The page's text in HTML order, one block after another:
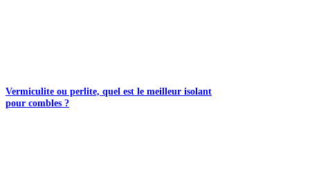
Vermiculite ou perlite, quel est le meilleur isolant
pour combles ?